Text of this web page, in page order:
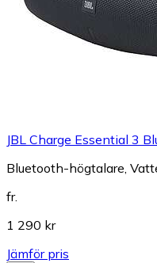
JBL Charge Essential 3
Bluetooth-högtalare,
fr.
1 290 kr
Jämför pris